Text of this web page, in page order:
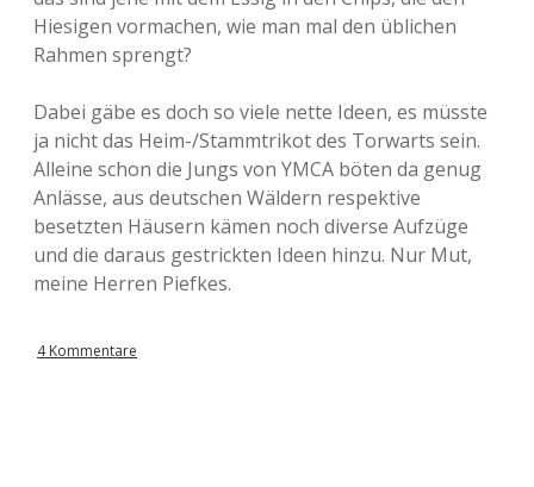
Hiesigen vormachen, wie man mal den üblichen
Rahmen sprengt?
Dabei gäbe es doch so viele nette Ideen, es müsste
ja nicht das Heim-/Stammtrikot des Torwarts sein.
Alleine schon die Jungs von YMCA böten da genug
Anlässe, aus deutschen Wäldern respektive
besetzten Häusern kämen noch diverse Aufzüge
und die daraus gestrickten Ideen hinzu. Nur Mut,
meine Herren Piefkes.
4 Kommentare